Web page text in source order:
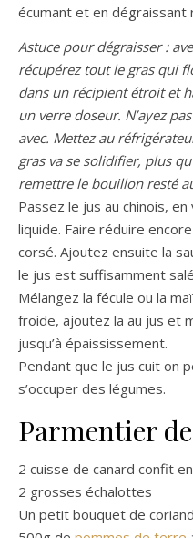
écumant et en dégraissant
Astuce pour dégraisser :
récupérez tout le gras qui
dans un récipient étroit et
un verre doseur. N’ayez
avec. Mettez au
gras va se solidifier, plus
remettre le bouillon resté
Passez le jus au chinois,
liquide. Faire réduire
corsé. Ajoutez ensuite la
le jus est suffisamment salé
Mélangez la fécule ou la
froide, ajoutez la au jus et
jusqu’à épaississement.
Pendant que le jus cuit on
s’occuper des légumes.
Parmentier
2 cuisse de canard confit
2 grosses échalottes
Un petit bouquet de